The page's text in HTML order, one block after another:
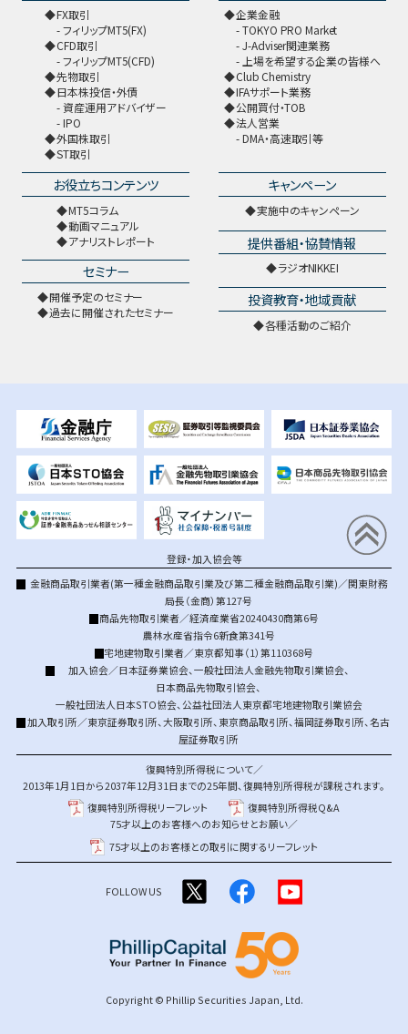
FX取引
フィリップMT5(FX)
CFD取引
フィリップMT5(CFD)
先物取引
日本株投信・外債
資産運用アドバイザー
IPO
外国株取引
ST取引
企業金融
TOKYO PRO Market
J-Adviser関連業務
上場を希望する企業の皆様へ
Club Chemistry
IFAサポート業務
公開買付・TOB
法人営業
DMA・高速取引等
お役立ちコンテンツ
MT5コラム
動画マニュアル
アナリストレポート
セミナー
開催予定のセミナー
過去に開催されたセミナー
キャンペーン
実施中のキャンペーン
提供番組・協賛情報
ラジオNIKKEI
投資教育・地域貢献
各種活動のご紹介
登録・加入協会等
金融商品取引業者(第一種金融商品取引業及び第二種金融商品取引業)／関東財務
局長（金商）第127号
商品先物取引業者／経済産業省20240430商第6号
農林水産省指令6新食第341号
宅地建物取引業者／東京都知事（1）第110368号
加入協会／日本証券業協会、一般社団法人金融先物取引業協会、
日本商品先物取引協会、
一般社団法人日本STO協会、公益社団法人東京都宅地建物取引業協会
加入取引所／東京証券取引所、大阪取引所、 東京商品取引所、福岡証券取引所、名古
屋証券取引所
復興特別所得税について／
2013年1月1日から2037年12月31日までの25年間、復興特別所得税が課税されます。
復興特別所得税リーフレット
復興特別所得税Q&A
75才以上のお客様へのお知らせとお願い／
75才以上のお客様との取引に関するリーフレット
FOLLOW US
Copyright © Phillip Securities Japan, Ltd.